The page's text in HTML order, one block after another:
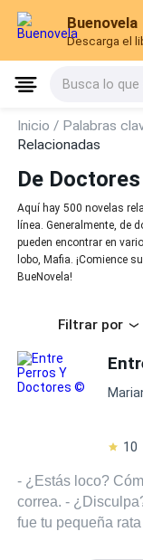
Buenovela
Descarga el
Busca lo que
Inicio / Palabras
Relacionadas
De Doctores
Aquí hay 500 novelas
línea. Generalmente, de
pueden encontrar en
lobo, Mafia. ¡Comience
BueNovela!
Filtrar por
10
- ¿Estás loco?
correa. - ¿Disculpa? ¿loco yo? Boss sólo quería saludar,
fue tu pequeña rata la